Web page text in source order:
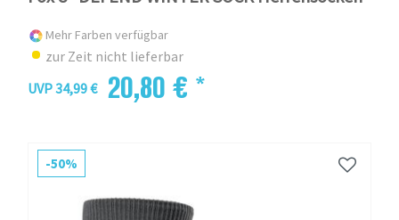
Mehr Farben verfügbar
zur Zeit nicht lieferbar
UVP 34,99 € 20,80 € *
-50%